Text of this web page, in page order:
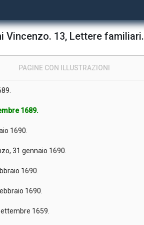
Vincenzo. 13, Lettere familiari.
PAGINE CON ILLUSTRAZIONI
1689.
1689.
13 aprile 1689.
1689.
1690.
31 gennaio 1690.
1690.
1690.
1659.